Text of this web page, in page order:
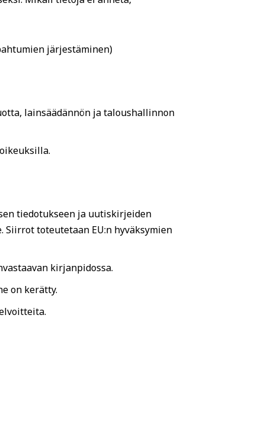
järjestäminen)
lainsäädännön ja taloushallinnon
tiedotukseen ja uutiskirjeiden
toteutetaan EU:n hyväksymien
kirjanpidossa.
on kerätty.